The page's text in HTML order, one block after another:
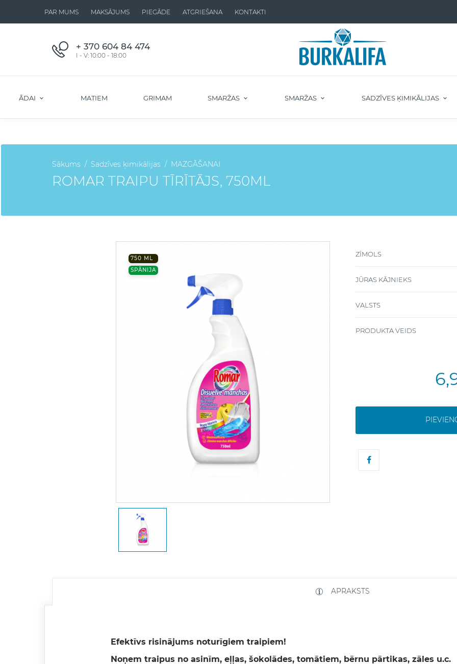
PAR MUMS MAKSĀJUMS PIEGĀDE ATGRIEŠANA KONTAKTI
+ 370 604 84 474
I - V: 10:00 - 18:00
ĀDAI MATIEM GRIMAM SMARŽAS SMARŽAS SADZĪVES ĶIMIKĀLIJAS
Sākums Sadzīves ķimikālijas MAZGĀŠANAI
ROMAR TRAIPU TĪRĪTĀJS, 750ML
750 ML
SPĀNIJA
ZĪMOLS
JŪRAS KĀJNIEKS
VALSTS
PRODUKTA VEIDS
APRAKSTS
Efektīvs risinājums noturīgiem traipiem!
Noņem traipus no asinīm, eļļas, šokolādes, tomātiem, bērnu pārtikas, zāles u.c.